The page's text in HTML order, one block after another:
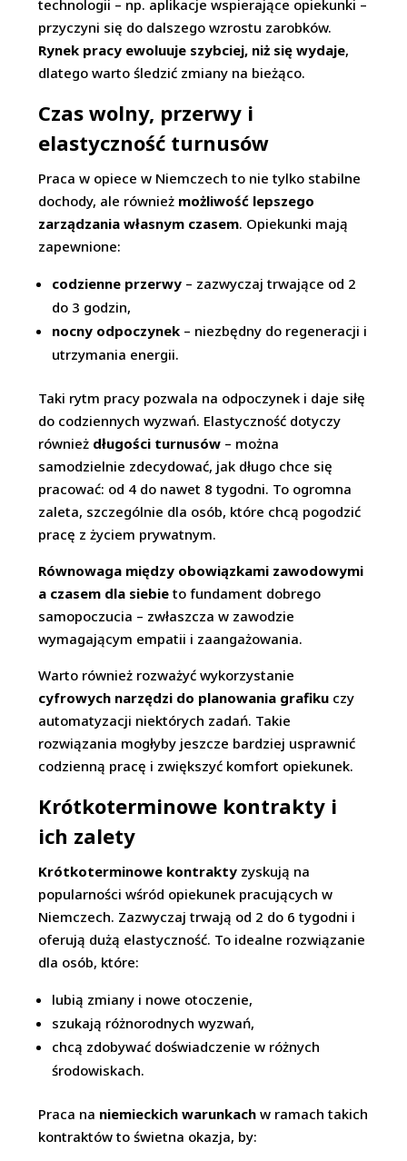
technologii – np. aplikacje wspierające opiekunki –
przyczyni się do dalszego wzrostu zarobków.
Rynek pracy ewoluuje szybciej, niż się wydaje,
dlatego warto śledzić zmiany na bieżąco.
Czas wolny, przerwy i
elastyczność turnusów
Praca w opiece w Niemczech to nie tylko stabilne
dochody, ale również możliwość lepszego
zarządzania własnym czasem. Opiekunki mają
zapewnione:
codzienne przerwy – zazwyczaj trwające od 2
do 3 godzin,
nocny odpoczynek – niezbędny do regeneracji i
utrzymania energii.
Taki rytm pracy pozwala na odpoczynek i daje siłę
do codziennych wyzwań. Elastyczność dotyczy
również długości turnusów – można
samodzielnie zdecydować, jak długo chce się
pracować: od 4 do nawet 8 tygodni. To ogromna
zaleta, szczególnie dla osób, które chcą pogodzić
pracę z życiem prywatnym.
Równowaga między obowiązkami zawodowymi
a czasem dla siebie to fundament dobrego
samopoczucia – zwłaszcza w zawodzie
wymagającym empatii i zaangażowania.
Warto również rozważyć wykorzystanie
cyfrowych narzędzi do planowania grafiku czy
automatyzacji niektórych zadań. Takie
rozwiązania mogłyby jeszcze bardziej usprawnić
codzienną pracę i zwiększyć komfort opiekunek.
Krótkoterminowe kontrakty i
ich zalety
Krótkoterminowe kontrakty zyskują na
popularności wśród opiekunek pracujących w
Niemczech. Zazwyczaj trwają od 2 do 6 tygodni i
oferują dużą elastyczność. To idealne rozwiązanie
dla osób, które:
lubią zmiany i nowe otoczenie,
szukają różnorodnych wyzwań,
chcą zdobywać doświadczenie w różnych
środowiskach.
Praca na niemieckich warunkach w ramach takich
kontraktów to świetna okazja, by: